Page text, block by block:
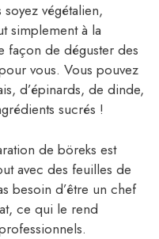
végétalien,
simplement à la
façon de déguster des
vous. Vous pouvez
d’épinards, de dinde,
sucrés !
de böreks est
avec des feuilles de
besoin d’être un chef
ce qui le rend